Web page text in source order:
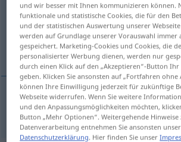
Übersicht aller Übersetzungen
(Für mehr Details die Übersetzung
verwandt
verwandt pariente
und wir besser mit Ihnen kommunizieren können.
funktionale und statistische Cookies, die für den
und der statistischen Auswertung unserer
werden auf Grundlage unserer Vorauswahl immer
gespeichert. Marketing-Cookies und Cookies, die
personalisierter Werbung dienen, werden nur
durch einen Klick auf den „Akzeptieren“-Button
geben. Klicken Sie ansonsten auf „Fortfahren ohne
können Ihre Einwilligung jederzeit für zukünftige
Webseite widerrufen. Wenn Sie weitere
und den Anpassungsmöglichkeiten möchten,
Button „Mehr Optionen“. Weitergehende Hinweise
Datenverarbeitung entnehmen Sie ansonsten
Datenschutzerklärung. Hier finden Sie unser